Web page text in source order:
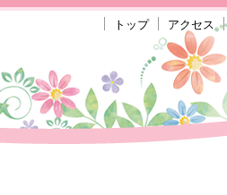
トップ アクセス